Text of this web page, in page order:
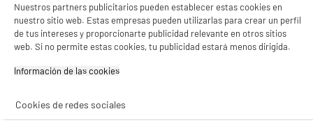
★★★★★
★★★★★
89€
Nuestros partners publicitarios pueden establecer estas cookies en
nuestro sitio web. Estas empresas pueden utilizarlas para crear un perfil
de tus intereses y proporcionarte publicidad relevante en otros sitios
web. Si no permite estas cookies, tu publicidad estará menos dirigida.
Información de las cookies‎
Cookies de redes sociales